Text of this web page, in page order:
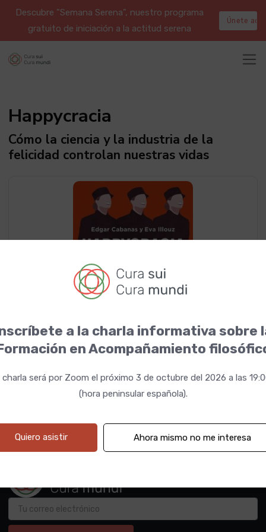
Descubre "Semana Serena", nuestro programa
gratuito de iniciación a la actitud serena
Únete aquí
Happycracia
Cómo la ciencia y la industria de la
felicidad controlan nuestras vidas
a la charla informativa sobre
en Acompañamiento
charla será por Zoom el próximo 3 de octubre del 2026 a las
(hora peninsular española).
Quiero asistir Ahora mismo no me interesa